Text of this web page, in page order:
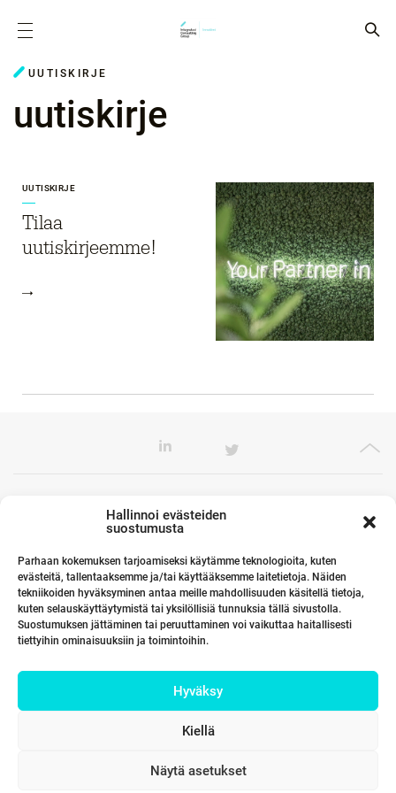
Hallinnoi evästeiden
suostumusta
Parhaan kokemuksen tarjoamiseksi käytämme teknologioita, kuten
evästeitä, tallentaaksemme ja/tai käyttääksemme laitetietoja. Näiden
tekniikoiden hyväksyminen antaa meille mahdollisuuden käsitellä tietoja,
kuten selauskäyttäytymistä tai yksilöllisiä tunnuksia tällä sivustolla.
Suostumuksen jättäminen tai peruuttaminen voi vaikuttaa haitallisesti
tiettyihin ominaisuuksiin ja toimintoihin.
Hyväksy
Kiellä
Näytä asetukset
UUTISKIRJE
uutiskirje
UUTISKIRJE
Tilaa
uutiskirjeemme!
Toimistomme Euroopassa
Kumppanimme maailmalla